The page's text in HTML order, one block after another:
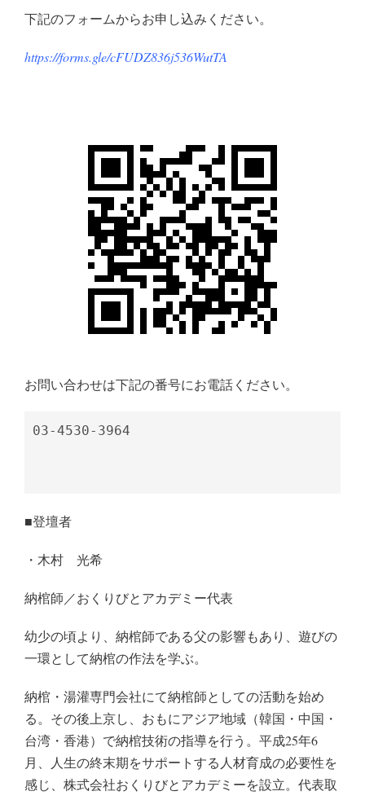
下記のフォームからお申し込みください。
https://forms.gle/cFUDZ836j536WutTA
お問い合わせは下記の番号にお電話ください。
03-4530-3964
■登壇者
・木村 光希
納棺師／おくりびとアカデミー代表
幼少の頃より、納棺師である父の影響もあり、遊びの
一環として納棺の作法を学ぶ。
納棺・湯灌専門会社にて納棺師としての活動を始め
る。その後上京し、おもにアジア地域（韓国・中国・
台湾・香港）で納棺技術の指導を行う。平成25年6
月、人生の終末期をサポートする人材育成の必要性を
感じ、株式会社おくりびとアカデミーを設立。代表取